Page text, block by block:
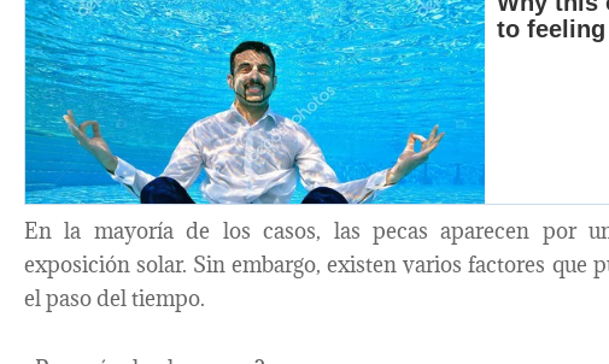
En la mayoría de los casos, las pecas aparecen por
exposición solar. Sin embargo, existen varios factores que
el paso del tiempo.